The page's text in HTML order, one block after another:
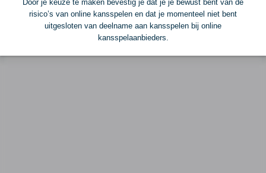
Voor advertentiemogelijkheden kunt u contact opnemen met:
Mike Bogaard
Door je keuze te maken bevestig je dat je je bewust bent van de
risico’s van online kansspelen en dat je momenteel niet bent
uitgesloten van deelname aan kansspelen bij online
kansspelaanbieders.